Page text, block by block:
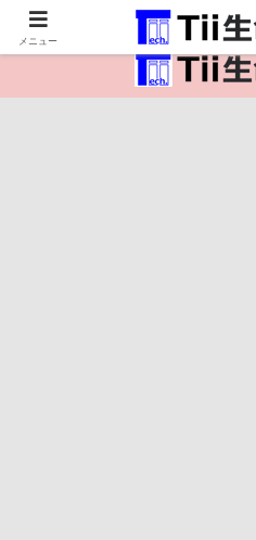
医療保健・生命・生
メニュー